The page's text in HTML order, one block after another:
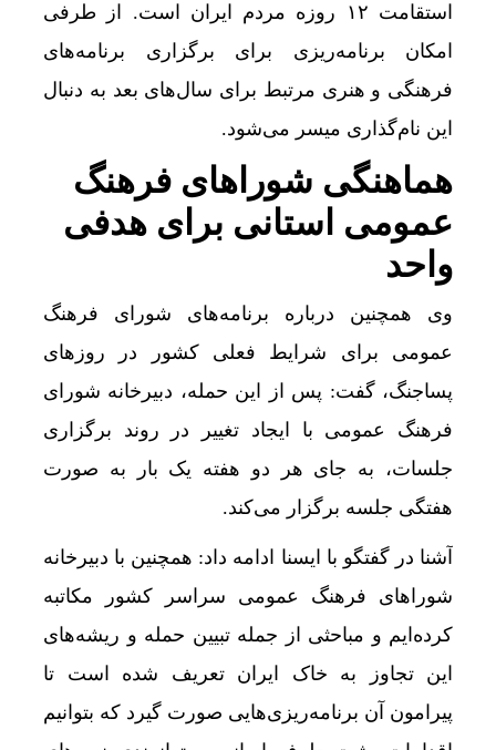
استقامت ۱۲ روزه مردم ایران است. از طرفی
امکان برنامه‌ریزی برای برگزاری برنامه‌های
فرهنگی و هنری مرتبط برای سال‌های بعد به دنبال
این نام‌گذاری میسر می‌شود.
هماهنگی شوراهای فرهنگ
عمومی استانی برای هدفی
واحد
وی همچنین درباره برنامه‌های شورای فرهنگ
عمومی برای شرایط فعلی کشور در روزهای
پساجنگ، گفت: پس از این حمله، دبیرخانه شورای
فرهنگ عمومی با ایجاد تغییر در روند برگزاری
جلسات، به جای هر دو هفته یک بار به صورت
هفتگی جلسه برگزار می‌کند.
آشنا در گفتگو با ایسنا ادامه داد: همچنین با دبیرخانه‌
شوراهای فرهنگ عمومی سراسر کشور مکاتبه
کرده‌ایم و مباحثی از جمله تبیین حمله و ریشه‌های
این تجاوز به خاک ایران تعریف شده است تا
پیرامون آن برنامه‌ریزی‌هایی صورت گیرد که بتوانیم